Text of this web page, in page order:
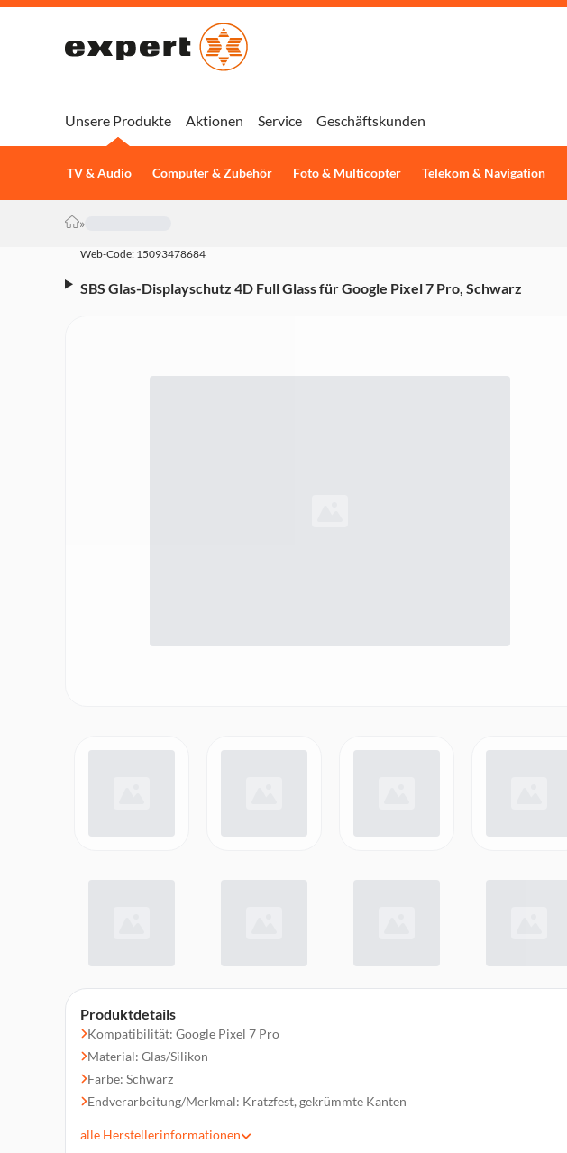
Unsere Produkte
TV & Audio Computer & Zubehör Foto & Multicopter Telekom & Navigation
Aktionen Service Geschäftskunden
»
Web-Code: 15093478684
SBS Glas-Displayschutz 4D Full Glass für Google Pixel 7 Pro, Schwarz
Produktdetails
Kompatibilität: Google Pixel 7 Pro
Material: Glas/Silikon
Farbe: Schwarz
Endverarbeitung/Merkmal: Kratzfest, gekrümmte Kanten
aus gehärtetem Glas
alle Herstellerinformationen